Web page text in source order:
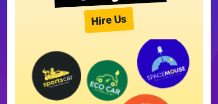
Hire Us